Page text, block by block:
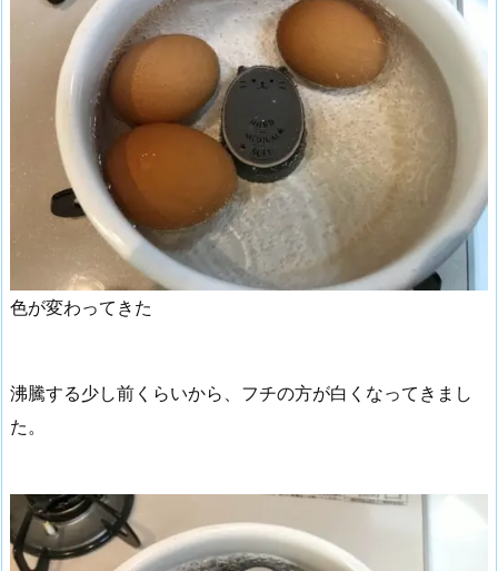
色が変わってきた
沸騰する少し前くらいから、フチの方が白くなってきまし
た。